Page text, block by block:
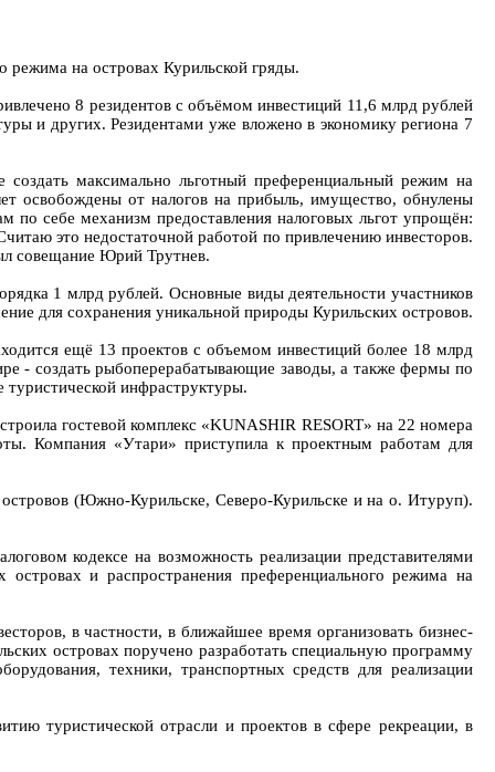
на островах Курильской гряды.
8 резидентов с объёмом инвестиций 11,6 млрд рублей
и других. Резидентами уже вложено в экономику региона 7
максимально льготный преференциальный режим на
освобождены от налогов на прибыль, имущество, обнулены
по себе механизм предоставления налоговых льгот упрощён:
это недостаточной работой по привлечению инвесторов.
совещание Юрий Трутнев.
1 млрд рублей. Основные виды деятельности участников
для сохранения уникальной природы Курильских островов.
ещё 13 проектов с объемом инвестиций более 18 млрд
- создать рыбоперерабатывающие заводы, а также фермы по
туристической инфраструктуры.
гостевой комплекс «KUNASHIR RESORT» на 22 номера
Компания «Утари» приступила к проектным работам для
(Южно-Курильске, Северо-Курильске и на о. Итуруп).
кодексе на возможность реализации представителями
и распространения преференциального режима на
в частности, в ближайшее время организовать бизнес-
островах поручено разработать специальную программу
техники, транспортных средств для реализации
туристической отрасли и проектов в сфере рекреации, в